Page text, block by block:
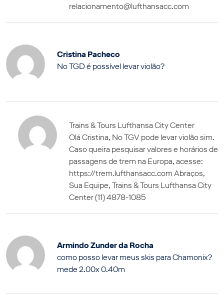
relacionamento@lufthansacc.com
Cristina Pacheco
No TGD é possível levar violão?
Trains & Tours Lufthansa City Center
Olá Cristina, No TGV pode levar violão sim.
Caso queira pesquisar valores e horários de
passagens de trem na Europa, acesse:
https://trem.lufthansacc.com Abraços,
Sua Equipe, Trains & Tours Lufthansa City
Center (11) 4878-1085
Armindo Zunder da Rocha
como posso levar meus skis para Chamonix?
mede 2.00x 0.40m